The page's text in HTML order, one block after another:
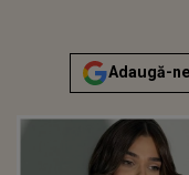
Adaugă-